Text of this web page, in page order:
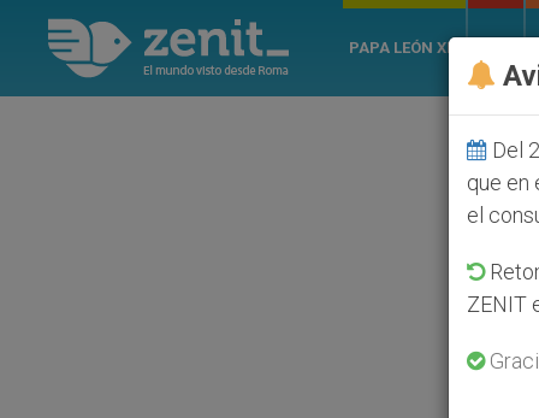
PAPA LEÓN XIV
Del
que en
el
ZENIT